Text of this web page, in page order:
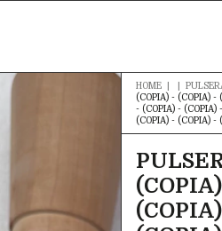
HOME
(COPIA) - (COPIA) -
- (COPIA) - (COPIA)
(COPIA) - (COPIA) -